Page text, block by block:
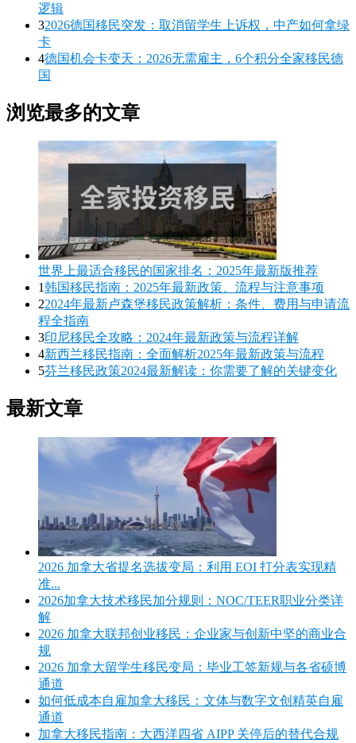
逻辑
32026德国移民突发：取消留学生上诉权，中产如何拿绿
卡
4德国机会卡变天：2026无需雇主，6个积分全家移民德
国
浏览最多的文章
世界上最适合移民的国家排名：2025年最新版推荐
1韩国移民指南：2025年最新政策、流程与注意事项
22024年最新卢森堡移民政策解析：条件、费用与申请流
程全指南
3印尼移民全攻略：2024年最新政策与流程详解
4新西兰移民指南：全面解析2025年最新政策与流程
5芬兰移民政策2024最新解读：你需要了解的关键变化
最新文章
2026 加拿大省提名选拔变局：利用 EOI 打分表实现精
准...
2026加拿大技术移民加分规则：NOC/TEER职业分类详
解
2026 加拿大联邦创业移民：企业家与创新中坚的商业合
规
2026 加拿大留学生移民变局：毕业工签新规与各省硕博
通道
如何低成本自雇加拿大移民：文体与数字文创精英自雇
通道
加拿大移民指南：大西洋四省 AIPP 关停后的替代合规